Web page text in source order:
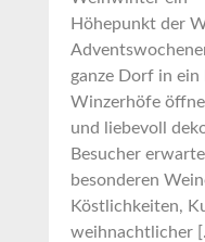
Höhepunkt der
ganze Dorf in ein
Winzerhöfe
und liebevoll
Besucher
besonderen
Köstlichkeiten,
weihnachtlicher